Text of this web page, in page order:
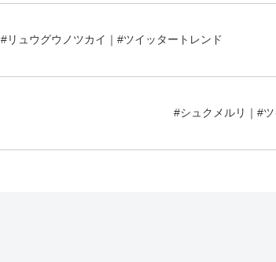
#リュウグウノツカイ｜#ツイッタートレンド
#シュクメルリ｜#